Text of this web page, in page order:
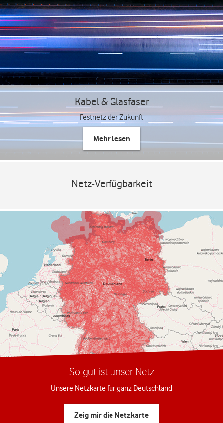
Kabel & Glasfaser
Festnetz der Zukunft
Mehr lesen
Netz-Verfügbarkeit
So gut ist unser Netz
Unsere Netzkarte für ganz Deutschland
Zeig mir die Netzkarte